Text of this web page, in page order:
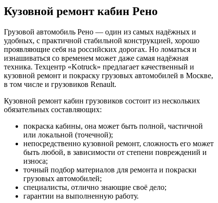
Кузовной ремонт кабин Рено
Грузовой автомобиль Рено — один из самых надёжных и
удобных, с практичной стабильной конструкцией, хорошо
проявляющие себя на российских дорогах. Но ломаться и
изнашиваться со временем может даже самая надёжная
техника. Техцентр «Kotruck» предлагает качественный и
кузовной ремонт и покраску грузовых автомобилей в Москве,
в том числе и грузовиков Renault.
Кузовной ремонт кабин грузовиков состоит из нескольких
обязательных составляющих:
покраска кабины, она может быть полной, частичной
или локальной (точечной);
непосредственно кузовной ремонт, сложность его может
быть любой, в зависимости от степени повреждений и
износа;
точный подбор материалов для ремонта и покраски
грузовых автомобилей;
специалисты, отлично знающие своё дело;
гарантии на выполненную работу.